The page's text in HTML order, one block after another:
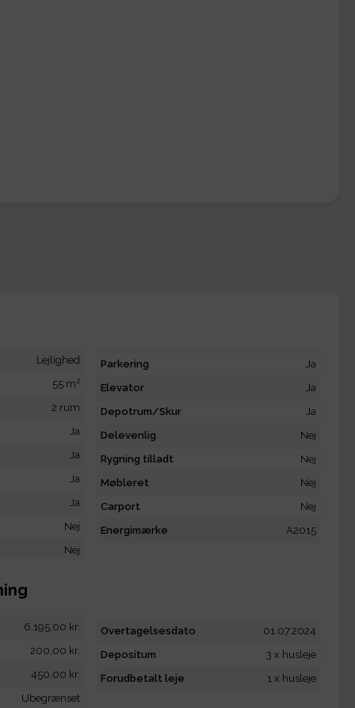
Lejlighed
55 m2
2 rum
Ja
Ja
Ja
Ja
Nej
Nej
Parkering
Ja
Elevator
Ja
Depotrum/Skur
Ja
Delevenlig
Nej
Rygning tilladt
Nej
Møbleret
Nej
Carport
Nej
Energimærke
A2015
6.195,00 kr.
200,00 kr.
450,00 kr.
Ubegrænset
Overtagelsesdato
01.07.2024
Depositum
3 x husleje
Forudbetalt leje
1 x husleje